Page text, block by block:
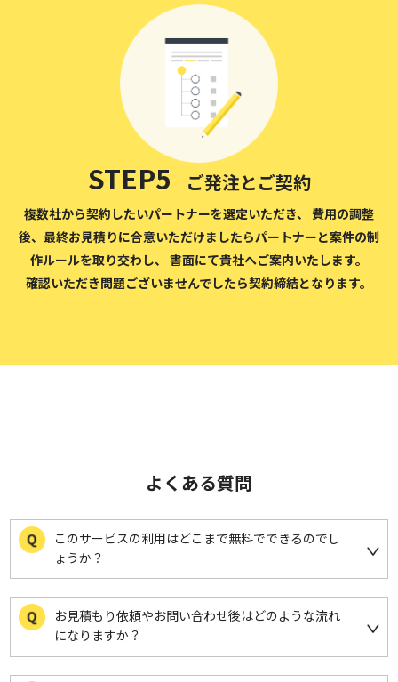
STEP5 ご発注とご契約
複数社から契約したいパートナーを選定いただき、 費用の調整
後、最終お見積りに合意いただけましたらパートナーと案件の制
作ルールを取り交わし、 書面にて貴社へご案内いたします。
確認いただき問題ございませんでしたら契約締結となります。
よくある質問
このサービスの利用はどこまで無料でできるのでし
ょうか？
お見積もり依頼やお問い合わせ後はどのような流れ
になりますか？